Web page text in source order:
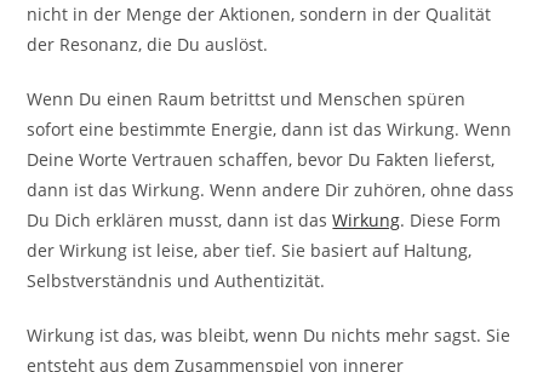
nicht in der Menge der Aktionen, sondern in der Qualität
der Resonanz, die Du auslöst.
Wenn Du einen Raum betrittst und Menschen spüren
sofort eine bestimmte Energie, dann ist das Wirkung. Wenn
Deine Worte Vertrauen schaffen, bevor Du Fakten lieferst,
dann ist das Wirkung. Wenn andere Dir zuhören, ohne dass
Du Dich erklären musst, dann ist dasWirkung. Diese Form
der Wirkung ist leise, aber tief. Sie basiert auf Haltung,
Selbstverständnis und Authentizität.
Wirkung ist das, was bleibt, wenn Du nichts mehr sagst. Sie
entsteht aus dem Zusammenspiel von innerer